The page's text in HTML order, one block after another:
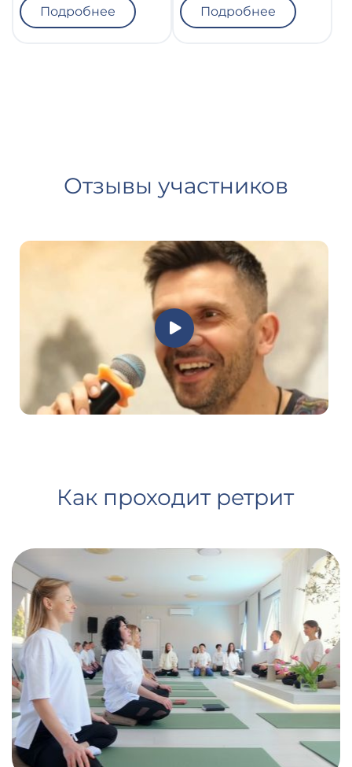
Подробнее Подробнее
Отзывы участников
Как проходит ретрит